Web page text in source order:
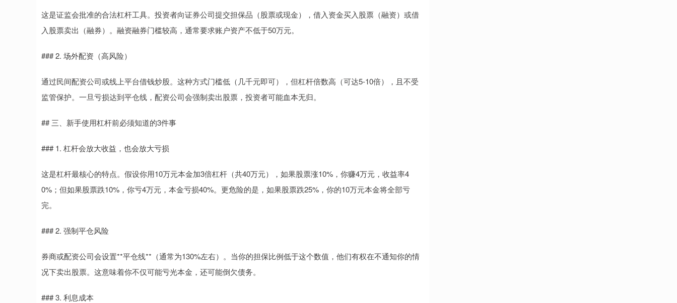
这是证监会批准的合法杠杆工具。投资者向证券公司提交担保品（股票或现金），借入资金买入股票（融资）或借
入股票卖出（融券）。融资融券门槛较高，通常要求账户资产不低于50万元。
### 2. 场外配资（高风险）
通过民间配资公司或线上平台借钱炒股。这种方式门槛低（几千元即可），但杠杆倍数高（可达5-10倍），且不受
监管保护。一旦亏损达到平仓线，配资公司会强制卖出股票，投资者可能血本无归。
## 三、新手使用杠杆前必须知道的3件事
### 1. 杠杆会放大收益，也会放大亏损
这是杠杆最核心的特点。假设你用10万元本金加3倍杠杆（共40万元），如果股票涨10%，你赚4万元，收益率4
0%；但如果股票跌10%，你亏4万元，本金亏损40%。更危险的是，如果股票跌25%，你的10万元本金将全部亏
完。
### 2. 强制平仓风险
券商或配资公司会设置**平仓线**（通常为130%左右）。当你的担保比例低于这个数值，他们有权在不通知你的情
况下卖出股票。这意味着你不仅可能亏光本金，还可能倒欠债务。
### 3. 利息成本